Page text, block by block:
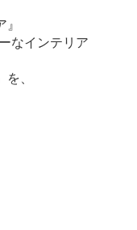
なインテリア
、